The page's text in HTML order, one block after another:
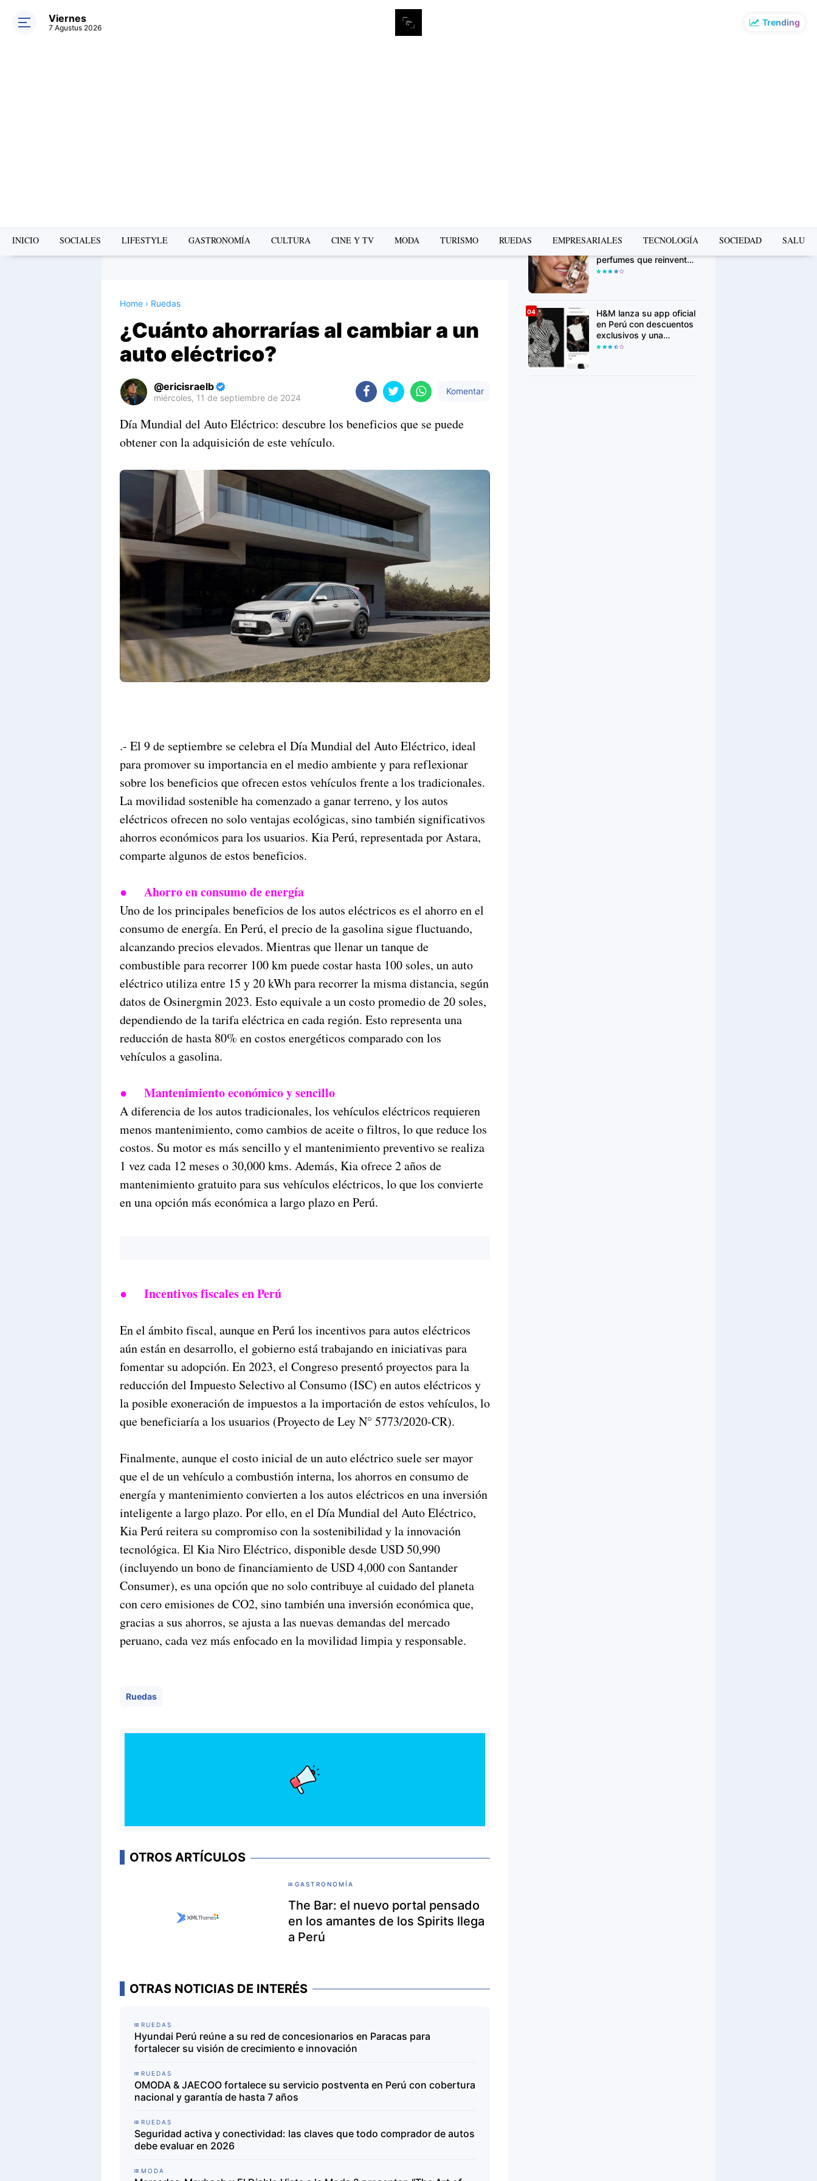
Trending
Viernes
7 Agustus 2026
INICIO SOCIALES LIFESTYLE GASTRONOMÍA CULTURA CINE Y TV MODA TURISMO RUEDAS EMPRESARIALES TECNOLOGÍA SOCIEDAD SALUD
Home › Ruedas
¿Cuánto ahorrarías al cambiar a un
auto eléctrico?
ericisraelb
miércoles, 11 de septiembre de 2024
Komentar
Premium
Raushan
With
Templates
Día Mundial del Auto Eléctrico: descubre los beneficios que se puede
obtener con la adquisición de este vehículo.
.- El 9 de septiembre se celebra el Día Mundial del Auto Eléctrico, ideal
para promover su importancia en el medio ambiente y para reflexionar
sobre los beneficios que ofrecen estos vehículos frente a los tradicionales.
La movilidad sostenible ha comenzado a ganar terreno, y los autos
eléctricos ofrecen no solo ventajas ecológicas, sino también significativos
ahorros económicos para los usuarios. Kia Perú, representada por Astara,
comparte algunos de estos beneficios.
● Ahorro en consumo de energía
Uno de los principales beneficios de los autos eléctricos es el ahorro en el
consumo de energía. En Perú, el precio de la gasolina sigue fluctuando,
alcanzando precios elevados. Mientras que llenar un tanque de
combustible para recorrer 100 km puede costar hasta 100 soles, un auto
eléctrico utiliza entre 15 y 20 kWh para recorrer la misma distancia, según
datos de Osinergmin 2023. Esto equivale a un costo promedio de 20 soles,
dependiendo de la tarifa eléctrica en cada región. Esto representa una
reducción de hasta 80% en costos energéticos comparado con los
vehículos a gasolina.
● Mantenimiento económico y sencillo
A diferencia de los autos tradicionales, los vehículos eléctricos requieren
menos mantenimiento, como cambios de aceite o filtros, lo que reduce los
costos. Su motor es más sencillo y el mantenimiento preventivo se realiza
1 vez cada 12 meses o 30,000 kms. Además, Kia ofrece 2 años de
mantenimiento gratuito para sus vehículos eléctricos, lo que los convierte
en una opción más económica a largo plazo en Perú.
● Incentivos fiscales en Perú
En el ámbito fiscal, aunque en Perú los incentivos para autos eléctricos
aún están en desarrollo, el gobierno está trabajando en iniciativas para
fomentar su adopción. En 2023, el Congreso presentó proyectos para la
reducción del Impuesto Selectivo al Consumo (ISC) en autos eléctricos y
la posible exoneración de impuestos a la importación de estos vehículos, lo
que beneficiaría a los usuarios (Proyecto de Ley N° 5773/2020-CR).
Finalmente, aunque el costo inicial de un auto eléctrico suele ser mayor
que el de un vehículo a combustión interna, los ahorros en consumo de
energía y mantenimiento convierten a los autos eléctricos en una inversión
inteligente a largo plazo. Por ello, en el Día Mundial del Auto Eléctrico,
Kia Perú reitera su compromiso con la sostenibilidad y la innovación
tecnológica. El Kia Niro Eléctrico, disponible desde USD 50,990
(incluyendo un bono de financiamiento de USD 4,000 con Santander
Consumer), es una opción que no solo contribuye al cuidado del planeta
con cero emisiones de CO2, sino también una inversión económica que,
gracias a sus ahorros, se ajusta a las nuevas demandas del mercado
peruano, cada vez más enfocado en la movilidad limpia y responsable.
Ruedas
OTROS ARTÍCULOS
GASTRONOMÍA
The Bar: el nuevo portal pensado
en los amantes de los Spirits llega
a Perú
OTRAS NOTICIAS DE INTERÉS
RUEDAS
Hyundai Perú reúne a su red de concesionarios en Paracas para
fortalecer su visión de crecimiento e innovación
RUEDAS
OMODA & JAECOO fortalece su servicio postventa en Perú con cobertura
nacional y garantía de hasta 7 años
RUEDAS
Seguridad activa y conectividad: las claves que todo comprador de autos
debe evaluar en 2026
MODA
Avon Iconic Collection: la
perfumes que reinventa
sus fragancias clásicas
H&M lanza su app oficial
en Perú con descuentos
exclusivos y una
experiencia de compra